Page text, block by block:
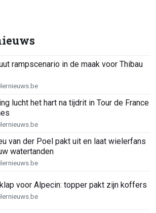
rampscenario in de maak voor Thibau
lucht het hart na tijdrit in Tour de France
van der Poel pakt uit en laat wielerfans
watertanden
voor Alpecin: topper pakt zijn koffers